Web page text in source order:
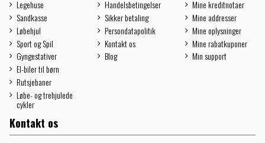
Legehuse
Sandkasse
Løbehjul
Sport og Spil
Gyngestativer
El-biler til børn
Rutsjebaner
Løbe- og trehjulede
cykler
Handelsbetingelser
Sikker betaling
Persondatapolitik
Kontakt os
Blog
Mine kreditnotaer
Mine addresser
Mine oplysninger
Mine rabatkuponer
Min support
Kontakt os